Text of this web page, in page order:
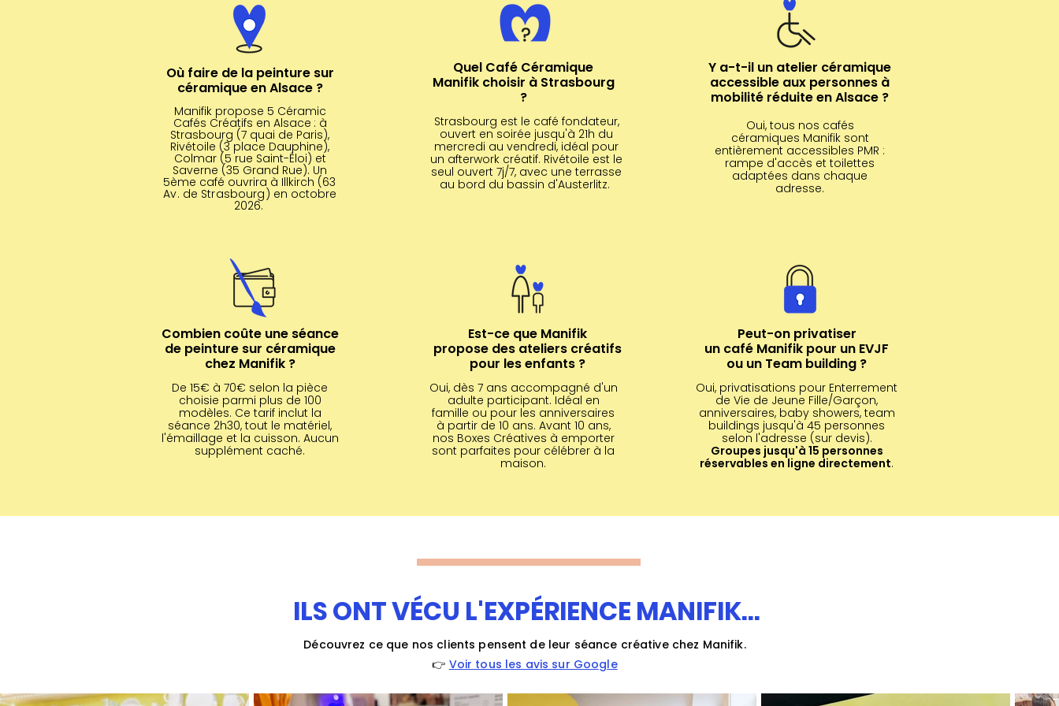
Où faire de la peinture sur
céramique en Alsace ?
Manifik propose 5 Céramic
Cafés Créatifs en Alsace : à
Strasbourg (7 quai de Paris),
Rivétoile (3 place Dauphine),
Colmar (5 rue Saint-Éloi) et
Saverne (35 Grand Rue). Un
5ème café ouvrira à Illkirch (63
Av. de Strasbourg) en octobre
2026.
Combien coûte une séance
de peinture sur céramique
chez Manifik ?
De 15€ à 70€ selon la pièce
choisie parmi plus de 100
modèles. Ce tarif inclut la
séance 2h30, tout le matériel,
l'émaillage et la cuisson. Aucun
supplément caché.
Quel Café Céramique
Manifik choisir à Strasbourg
?
Strasbourg est le café fondateur,
ouvert en soirée jusqu'à 21h du
mercredi au vendredi, idéal pour
un afterwork créatif. Rivétoile est le
seul ouvert 7j/7, avec une terrasse
au bord du bassin d'Austerlitz.
Y a-t-il un atelier céramique
accessible aux personnes à
mobilité réduite en Alsace ?
Oui, tous nos cafés
céramiques Manifik sont
entièrement accessibles PMR :
rampe d'accès et toilettes
adaptées dans chaque
adresse.
Est-ce que Manifik
propose des ateliers créatifs
pour les enfants ?
Oui, dès 7 ans accompagné d'un
adulte participant. Idéal en
famille ou pour les anniversaires
à partir de 10 ans. Avant 10 ans,
nos Boxes Créatives à emporter
sont parfaites pour célébrer à la
maison.
Peut-on privatiser
un café Manifik pour un EVJF
ou un Team building ?
Oui, privatisations pour Enterrement
de Vie de Jeune Fille/Garçon,
anniversaires, baby showers, team
buildings jusqu'à 45 personnes
selon l'adresse (sur devis).
Groupes jusqu'à 15 personnes
réservables en ligne directement.
ILS ONT VÉCU L'EXPÉRIENCE MANIFIK...
Découvrez ce que nos clients pensent de leur séance créative chez Manifik.
👉 Voir tous les avis sur Google